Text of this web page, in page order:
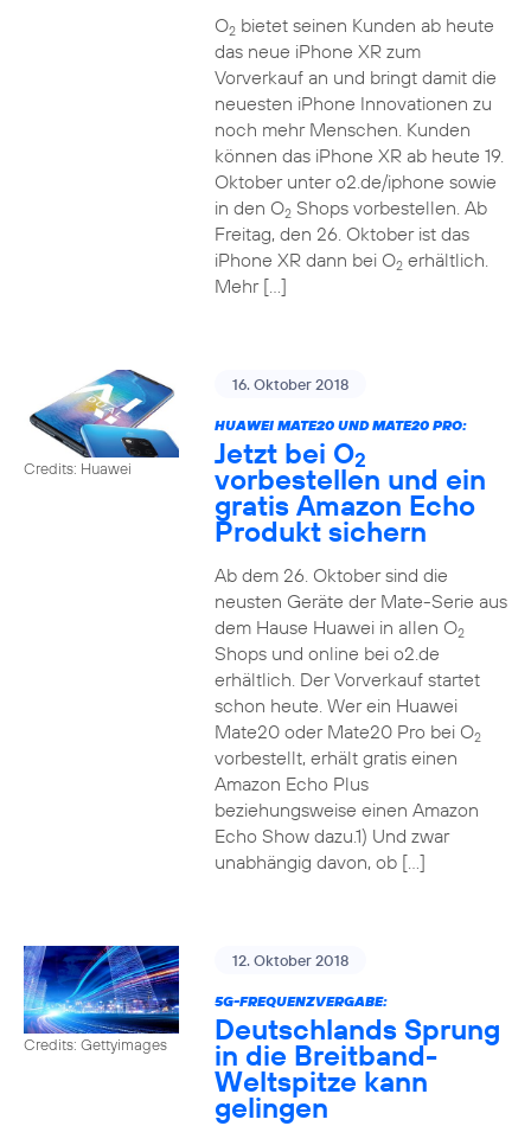
O2bietet seinen Kunden ab heute
das neue iPhone XR zum
Vorverkauf an und bringt damit die
neuesten iPhone Innovationen zu
noch mehr Menschen. Kunden
können das iPhone XR ab heute 19.
Oktober unter o2.de/iphone sowie
in den O2Shops vorbestellen. Ab
Freitag, den 26. Oktober ist das
iPhone XR dann bei O2erhältlich.
Mehr […]
Credits: Huawei
16. Oktober 2018
HUAWEI MATE20 UND MATE20 PRO:
Jetzt bei O2
vorbestellen und ein
gratis Amazon Echo
Produkt sichern
Ab dem 26. Oktober sind die
neusten Geräte der Mate-Serie aus
dem Hause Huawei in allen O2
Shops und online bei o2.de
erhältlich. Der Vorverkauf startet
schon heute. Wer ein Huawei
Mate20 oder Mate20 Pro bei O2
vorbestellt, erhält gratis einen
Amazon Echo Plus
beziehungsweise einen Amazon
Echo Show dazu.1) Und zwar
unabhängig davon, ob […]
Credits: Gettyimages
12. Oktober 2018
5G-FREQUENZVERGABE:
Deutschlands Sprung
in die Breitband-
Weltspitze kann
gelingen